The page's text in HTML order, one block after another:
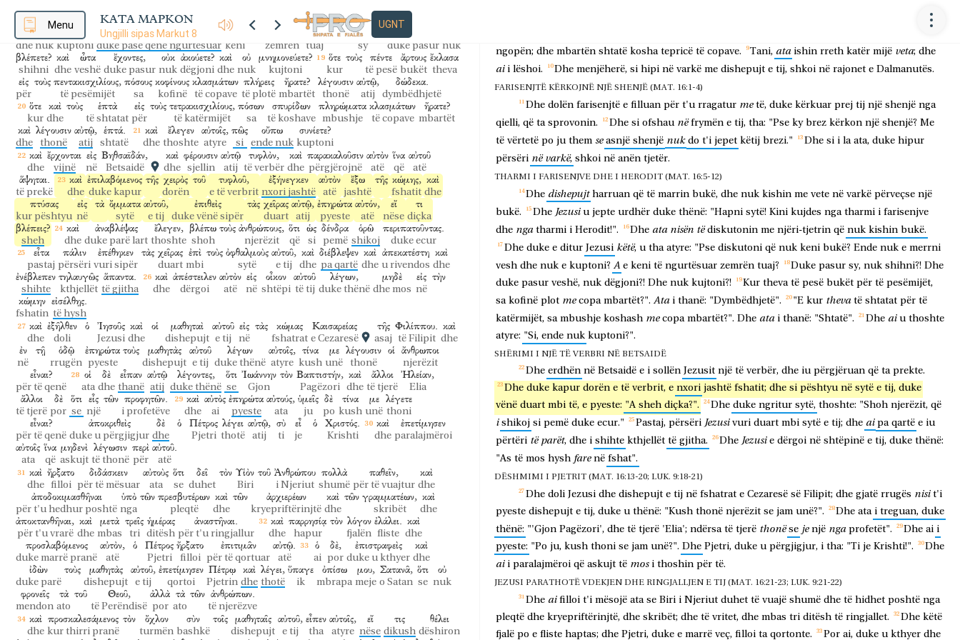
Menu ΚΑΤΑ ΜΑΡΚΟΝ
Ungjilli sipas Markut 8
UGNT
γνοὺς,
duke ditur
ὁ Ἰησοῦς
Jezusi thotë atyre pse diskutoni që bukë
οὐκ
nuk keni ende nuk
νοεῖτε,
merrni vesh
οὐδὲ
dhe nuk
συνίετε?
kuptoni
πεπωρωμένην
duke pasë qenë ngurtësuar
ἔχετε
keni
τὴν καρδίαν
zemrën
ὑμῶν?
tuaj
ὀφθαλμοὺς
sy
ἔχοντες,
duke pasur nuk
βλέπετε?
shihni
καὶ
dhe
ὦτα
veshë
ἔχοντες,
duke pasur
οὐκ
nuk
ἀκούετε?
dëgjoni
καὶ
dhe
οὐ
nuk
μνημονεύετε?
kujtoni
ὅτε
kur
τοὺς πέντε
të pesë
ἄρτους
bukët
ἔκλασα
theva
εἰς
për
τοὺς πεντακισχιλίους,
të pesëmijët
πόσους
sa
κοφίνους
kofinë
κλασμάτων
të copave
πλήρεις
të plotë
ἤρατε?
mbartët
λέγουσιν
thonë
αὐτῷ,
atij
δώδεκα.
dymbëdhjetë
ὅτε
kur
καὶ
dhe
τοὺς ἑπτὰ
të shtatat
εἰς
për
τοὺς τετρακισχιλίους,
të katërmijët
πόσων
sa
σπυρίδων
të koshave
πληρώματα
mbushje
κλασμάτων
të copave
ἤρατε?
mbartët
καὶ
dhe
λέγουσιν
thonë
αὐτῷ,
atij
ἑπτά.
shtatë
καὶ
dhe
ἔλεγεν
thoshte
αὐτοῖς,
atyre
πῶς
si
οὔπω
ende nuk
συνίετε?
kuptoni
καὶ
dhe
ἔρχονται
vijnë
εἰς
në
Βηθσαϊδάν,
Betsaidë
καὶ
dhe
φέρουσιν
sjellin
αὐτῷ
atij
τυφλὸν,
të verbër
καὶ
dhe
παρακαλοῦσιν
përgjërojnë
αὐτὸν
atë
ἵνα
që
αὐτοῦ
atë
ἅψηται.
të prekë
καὶ
dhe
ἐπιλαβόμενος
duke kapur
τῆς χειρὸς
dorën
τοῦ τυφλοῦ,
e të verbrit
ἐξήνεγκεν
nxori jashtë
αὐτὸν
atë
ἔξω
jashtë
τῆς κώμης,
fshatit
καὶ
dhe
πτύσας
kur pështyu
εἰς
në
τὰ ὄμματα
sytë
αὐτοῦ,
e tij
ἐπιθεὶς
duke vënë sipër
τὰς χεῖρας
duart
αὐτῷ,
atij
ἐπηρώτα
pyeste
αὐτόν,
atë
εἴ
nëse
τι
diçka
βλέπεις?
sheh
καὶ
dhe
ἀναβλέψας
duke parë lart
ἔλεγεν,
thoshte
βλέπω
shoh
τοὺς ἀνθρώπους,
njerëzit
ὅτι
që
ὡς
si
δένδρα
pemë
ὁρῶ
shikoj
περιπατοῦντας.
duke ecur
εἶτα
pastaj
πάλιν
përsëri
ἐπέθηκεν
vuri sipër
τὰς χεῖρας
duart
ἐπὶ
mbi
τοὺς ὀφθαλμοὺς
sytë
αὐτοῦ,
e tij
καὶ
dhe
διέβλεψεν
pa qartë
καὶ
dhe
ἀπεκατέστη
u rivendos
καὶ
dhe
ἐνέβλεπεν
shihte
τηλαυγῶς
kthjellët
ἅπαντα.
të gjitha
καὶ
dhe
ἀπέστειλεν
dërgoi
αὐτὸν
atë
εἰς
në
οἶκον
shtëpi
αὐτοῦ
të tij
λέγων,
duke thënë
μηδὲ
dhe mos
εἰς
në
τὴν
κώμην
fshatin
εἰσέλθῃς.
të hysh
καὶ
dhe
ἐξῆλθεν
doli
ὁ Ἰησοῦς
Jezusi
καὶ
dhe
οἱ μαθηταὶ
dishepujt
αὐτοῦ
e tij
εἰς
në
τὰς κώμας
fshatrat
Καισαρείας
e Cezaresë
τῆς
asaj
Φιλίππου.
të Filipit
καὶ
dhe
ἐν
në
τῇ ὁδῷ
rrugën
ἐπηρώτα
pyeste
τοὺς μαθητὰς
dishepujt
αὐτοῦ
e tij
λέγων
duke thënë
αὐτοῖς,
atyre
τίνα
kush
με
unë
λέγουσιν
thonë
οἱ ἄνθρωποι
njerëzit
εἶναι?
për të qenë
οἱ
ata
δὲ
dhe
εἶπαν
thanë
αὐτῷ
atij
λέγοντες,
duke thënë
ὅτι
se
Ἰωάννην
Gjon
τὸν Βαπτιστήν,
Pagëzori
καὶ
dhe
ἄλλοι
të tjerë
Ἠλείαν,
Elia
ἄλλοι
të tjerë
δὲ
por
ὅτι
se
εἷς
një
τῶν προφητῶν.
i profetëve
καὶ
dhe
αὐτὸς
ai
ἐπηρώτα
pyeste
αὐτούς,
ata
ὑμεῖς
ju
δὲ
po
τίνα
kush
με
unë
λέγετε
thoni
εἶναι?
për të qenë
ἀποκριθεὶς
duke u përgjigjur
δὲ
dhe
ὁ Πέτρος
Pjetri
λέγει
thotë
αὐτῷ,
atij
σὺ
ti
εἶ
je
ὁ Χριστός.
Krishti
καὶ
dhe
ἐπετίμησεν
paralajmëroi
αὐτοῖς
ata
ἵνα
që
μηδενὶ
askujt
λέγωσιν
të thonë
περὶ
për
αὐτοῦ.
atë
καὶ
dhe
ἤρξατο
filloi
διδάσκειν
për të mësuar
αὐτοὺς
ata
ὅτι
se
δεῖ
duhet
τὸν Υἱὸν
Biri
τοῦ Ἀνθρώπου
i Njeriut
πολλὰ
shumë
παθεῖν,
për të vuajtur
καὶ
dhe
ἀποδοκιμασθῆναι
për t'u hedhur poshtë
ὑπὸ
nga
τῶν πρεσβυτέρων
pleqtë
καὶ
dhe
τῶν ἀρχιερέων
kryepriftërinjtë
καὶ
dhe
τῶν γραμματέων,
skribët
καὶ
dhe
ἀποκτανθῆναι,
për t'u vrarë
καὶ
dhe
μετὰ
mbas
τρεῖς
tri
ἡμέρας
ditësh
ἀναστῆναι.
për t'u ringjallur
καὶ
dhe
παρρησίᾳ
hapur
τὸν λόγον
fjalën
ἐλάλει.
fliste
καὶ
dhe
προσλαβόμενος
duke marrë pranë
αὐτὸν,
atë
ὁ Πέτρος
Pjetri
ἤρξατο
filloi
ἐπιτιμᾶν
për të qortuar
αὐτῷ.
atë
ὁ
ai
δὲ,
por
ἐπιστραφεὶς
duke u kthyer
καὶ
dhe
ἰδὼν
duke parë
τοὺς μαθητὰς
dishepujt
αὐτοῦ,
e tij
ἐπετίμησεν
qortoi
Πέτρῳ
Pjetrin
καὶ
dhe
λέγει,
thotë
ὕπαγε
ik
ὀπίσω
mbrapa
μου,
meje
Σατανᾶ,
o Satan
ὅτι
se
οὐ
nuk
φρονεῖς
mendon
τὰ
ato
τοῦ Θεοῦ,
të Perëndisë
ἀλλὰ
por
τὰ
ato
τῶν ἀνθρώπων.
të njerëzve
καὶ
dhe
προσκαλεσάμενος
kur thirri pranë
τὸν ὄχλον
turmën
σὺν
bashkë
τοῖς μαθηταῖς
dishepujt
αὐτοῦ,
e tij
εἶπεν
tha
αὐτοῖς,
atyre
εἴ
nëse
τις
dikush
θέλει
dëshiron
ngopën; dhe mbartën shtatë kosha tepricë të copave. Tani, ata ishin rreth katër mijë veta; dhe
ai i lëshoi. Dhe menjëherë, si hipi në varkë me dishepujt e tij, shkoi në rajonet e Dalmanutës.
FARISENJTË KËRKOJNË NJË SHENJË (MAT. 16:1-4)
Dhe dolën farisenjtë e filluan për t'u rragatur me të, duke kërkuar prej tij një shenjë nga
qielli, që ta sprovonin. Dhe si ofshau në frymën e tij, tha: "Pse ky brez kërkon një shenjë? Me
të vërtetë po ju them se asnjë shenjë nuk do t'i jepet këtij brezi." Dhe si i la ata, duke hipur
përsëri në varkë, shkoi në anën tjetër.
THARMI I FARISENJVE DHE I HERODIT (MAT. 16:5-12)
Dhe dishepujt harruan që të marrin bukë, dhe nuk kishin me vete në varkë përveçse një
bukë.
Dhe Jezusi u jepte urdhër duke thënë: "Hapni sytë! Kini kujdes nga tharmi i farisenjve
dhe nga tharmi i Herodit!". Dhe ata nisën të diskutonin me njëri-tjetrin që nuk kishin bukë.
Dhe duke e ditur Jezusi këtë, u tha atyre: "Pse diskutoni që nuk keni bukë? Ende nuk e merrni
vesh dhe nuk e kuptoni? A e keni të ngurtësuar zemrën tuaj? Duke pasur sy, nuk shihni?! Dhe
duke pasur veshë, nuk dëgjoni?! Dhe nuk kujtoni?! Kur theva të pesë bukët për të pesëmijët,
sa kofinë plot me copa mbartët?". Ata i thanë: "Dymbëdhjetë". "E kur theva të shtatat për të
katërmijët, sa mbushje koshash me copa mbartët?". Dhe ata i thanë: "Shtatë". Dhe ai u thoshte
atyre: "Si, ende nuk kuptoni?".
SHËRIMI I NJË TË VERBRI NË BETSAIDË
Dhe erdhën në Betsaidë e i sollën Jezusit një të verbër, dhe iu përgjëruan që ta prekte.
Dhe duke kapur dorën e të verbrit, e nxori jashtë fshatit; dhe si pështyu në sytë e tij, duke
vënë duart mbi të, e pyeste: "A sheh diçka?". Dhe duke ngritur sytë, thoshte: "Shoh njerëzit, që
i shikoj si pemë duke ecur." Pastaj, përsëri Jezusi vuri duart mbi sytë e tij; dhe ai pa qartë e iu
përtëri të parët, dhe i shihte kthjellët të gjitha. Dhe Jezusi e dërgoi në shtëpinë e tij, duke thënë:
"As të mos hysh fare në fshat".
DËSHMIMI I PJETRIT (MAT. 16:13-20; LUK. 9:18-21)
Dhe doli Jezusi dhe dishepujt e tij në fshatrat e Cezaresë së Filipit; dhe gjatë rrugës nisi t'i
pyeste dishepujt e tij, duke u thënë: "Kush thonë njerëzit se jam unë?". Dhe ata i treguan, duke
thënë: "'Gjon Pagëzori', dhe të tjerë 'Elia'; ndërsa të tjerë thonë se je një nga profetët". Dhe ai i
pyeste: "Po ju, kush thoni se jam unë?". Dhe Pjetri, duke u përgjigjur, i tha: "Ti je Krishti!". Dhe
ai i paralajmëroi që askujt të mos i thoshin për të.
JEZUSI PARATHOTË VDEKJEN DHE RINGJALLJEN E TIJ (MAT. 16:21-23; LUK. 9:21-22)
Dhe ai filloi t'i mësojë ata se Biri i Njeriut duhet të vuajë shumë dhe të hidhet poshtë nga
pleqtë dhe kryepriftërinjtë, dhe skribët; dhe të vritet, dhe mbas tri ditësh të ringjallet. Dhe këtë
fjalë po e fliste haptas; dhe Pjetri, duke e marrë veç, filloi ta qortonte. Por ai, duke u kthyer dhe